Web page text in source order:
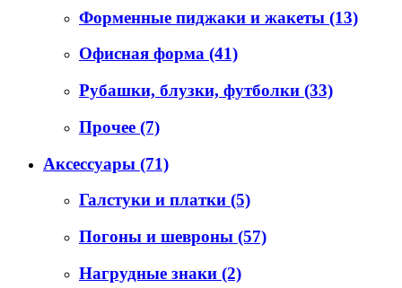
Форменные пиджаки и жакеты (13)
Офисная форма (41)
Рубашки, блузки, футболки (33)
Прочее (7)
Аксессуары (71)
Галстуки и платки (5)
Погоны и шевроны (57)
Нагрудные знаки (2)